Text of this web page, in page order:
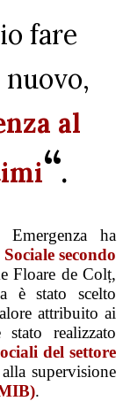
fare
al
“.
ha
Sociale secondo
Floare de Colț,
è stato scelto
attribuito ai
realizzato
del settore
supervisione
.